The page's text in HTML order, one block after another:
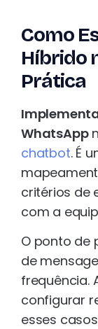
Como
Híbrido
Prática
WhatsApp
chatbot. É
critérios de
com a
O ponto de
de
frequência.
configurar
esses